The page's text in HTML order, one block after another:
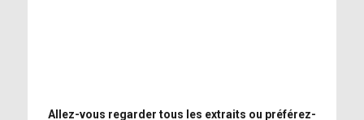
Allez-vous regarder tous les extraits ou préférez-